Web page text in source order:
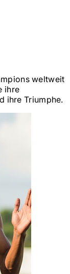
weltweit
ihre
ihre Triumphe.